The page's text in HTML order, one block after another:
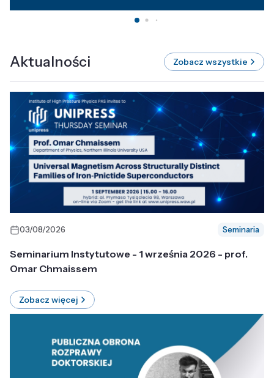
Aktualności Zobacz wszystkie
03/08/2026 Seminaria
Seminarium Instytutowe - 1 września 2026 - prof.
Omar Chmaissem
Zobacz więcej